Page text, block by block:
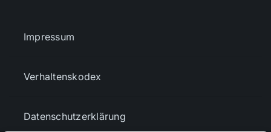
Impressum
Verhaltenskodex
Datenschutzerklärung